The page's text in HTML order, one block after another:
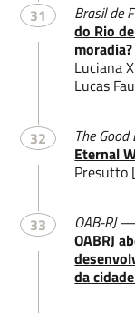
31 Brasil de
do Rio
moradia?
Luciana
Lucas
32 The
Eternal
Presutto
33 OAB-RJ—
OABRJ
da